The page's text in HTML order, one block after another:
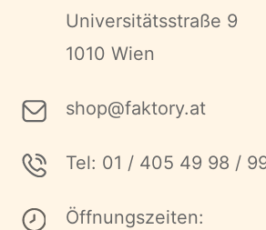
Universitätsstraße 9
1010 Wien
shop@faktory.at
Tel: 01 / 405 49 98 /
Öffnungszeiten: